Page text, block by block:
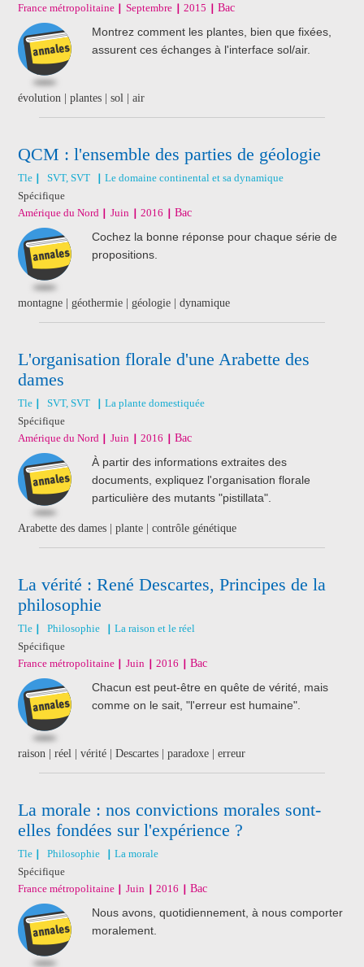
France métropolitaine
Septembre 2015 Bac
Montrez comment les plantes, bien que fixées,
assurent ces échanges à l'interface sol/air.
évolution | plantes | sol | air
QCM : l'ensemble des parties de géologie
Tle SVT, SVT
Le domaine continental et sa dynamique
Spécifique
Amérique du Nord
Juin 2016 Bac
Cochez la bonne réponse pour chaque série de
propositions.
montagne | géothermie | géologie | dynamique
L'organisation florale d'une Arabette des
dames
Tle SVT, SVT
La plante domestiquée
Spécifique
Amérique du Nord
Juin 2016 Bac
À partir des informations extraites des
documents, expliquez l'organisation florale
particulière des mutants "pistillata".
Arabette des dames | plante | contrôle génétique
La vérité : René Descartes, Principes de la
philosophie
Tle Philosophie
La raison et le réel
Spécifique
France métropolitaine
Juin 2016 Bac
Chacun est peut-être en quête de vérité, mais
comme on le sait, "l'erreur est humaine".
raison | réel | vérité | Descartes | paradoxe | erreur
La morale : nos convictions morales sont-
elles fondées sur l'expérience ?
Tle Philosophie
La morale
Spécifique
France métropolitaine
Juin 2016 Bac
Nous avons, quotidiennement, à nous comporter
moralement.